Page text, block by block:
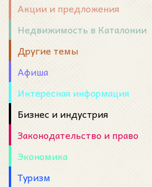
Акции и предложения
Недвижимость в Каталонии
Другие темы
Афиша
Интересная информация
Бизнес и индустрия
Законодательство и право
Экономика
Туризм